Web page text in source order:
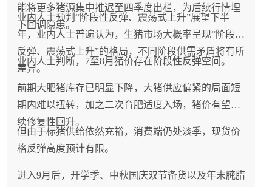
能将更多猪源集中推迟至四季度出栏，为后续行情埋
下回调隐患。
业内人士预判“阶段性反弹、震荡式上升”展望下半
年，业内人士普遍认为，生猪市场大概率呈现“阶段性
反弹、震荡式上升”的格局，不同阶段供需矛盾将有所
差异。
业内人士判断，7至8月猪价存在阶段性反弹空间。
前期大肥猪库存已明显下降，大猪供应偏紧的局面短
期内难以扭转，加之二次育肥适度入场，猪价有望延
续修复性回升。
但由于标猪供给依然充裕，消费端仍处淡季，现货价
格反弹高度预计有限。
进入9月后，开学季、中秋国庆双节备货以及年末腌腊